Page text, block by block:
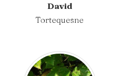
David
Tortequesne